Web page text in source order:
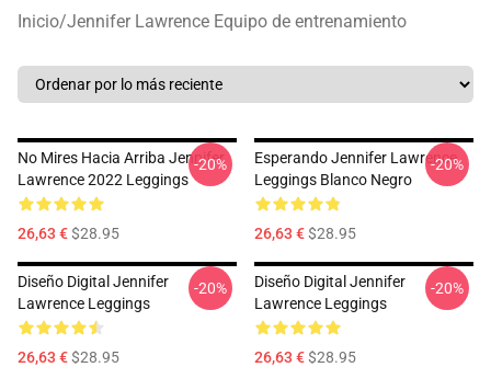
Inicio/Jennifer Lawrence Equipo de entrenamiento
No Mires Hacia Arriba Jennifer
Lawrence 2022 Leggings
26,63 €$28.95
-20%
Esperando Jennifer Lawrence
Leggings Blanco Negro
26,63 €$28.95
-20%
Diseño Digital Jennifer
Lawrence Leggings
26,63 €$28.95
-20%
Diseño Digital Jennifer
Lawrence Leggings
26,63 €$28.95
-20%